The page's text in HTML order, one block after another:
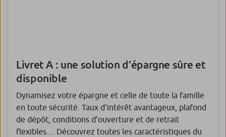
Livret A : une solution d’épargne sûre et
disponible
Dynamisez votre épargne et celle de toute la famille
en toute sécurité. Taux d’intérêt avantageux, plafond
de dépôt, conditions d’ouverture et de retrait
flexibles… Découvrez toutes les caractéristiques du